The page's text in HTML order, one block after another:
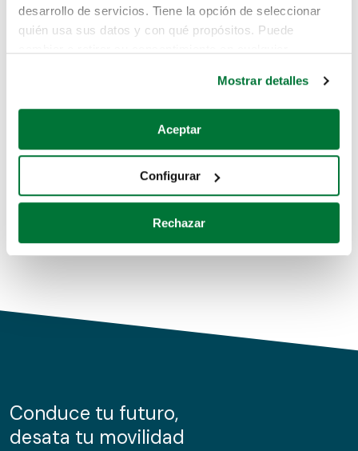
desarrollo de servicios. Tiene la opción de seleccionar
quién usa sus datos y con qué propósitos. Puede
Si lo permite, también quisiéramos:
Recopilar información sobre su ubicación geográfica
Identificar su dispositivo analizándolo activamente
para buscar características específicas (huellas
Obtenga más información sobre cómo se procesan sus
de cookies.
información sobre el uso que haga del sitio web con
nuestros partners de redes sociales, publicidad y análisis
Mostrar detalles
Aceptar
Configurar
Rechazar
Pero puedes encontrar el coche que estás
buscando en alguno de estos enlaces:
Coches de segunda mano
Coches de km0
Conduce tu futuro,
desata tu movilidad